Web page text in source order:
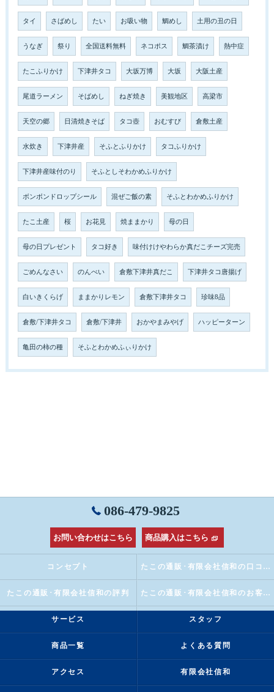
タイ さばめし たい お吸い物 鯛めし 土用の丑の日
うなぎ 祭り 全国送料無料 ネコポス 鯛茶漬け 熱中症
たこふりかけ 下津井タコ 大坂万博 大坂 大阪土産
尾道ラーメン そばめし ねぎ焼き 美観地区 高梁市
天空の郷 日清焼きそば タコ壺 おむすび 倉敷土産
水炊き 下津井産 そふとふりかけ タコふりかけ
下津井産味付のり そふとしそわかめふりかけ
ボンボンドロップシール 混ぜご飯の素 そふとわかめふりかけ
たこ土産 桜 お花見 焼ままかり 母の日
母の日プレゼント タコ好き 味付けけやわらか真だこチーズ完売
ごめんなさい のんべい 倉敷下津井真だこ 下津井タコ唐揚げ
白いきくらげ ままかりレモン 倉敷下津井タコ 珍味8品
倉敷/下津井タコ 倉敷/下津井 おかやまみやげ ハッピーターン
亀田の柿の種 そふとわかめふぃりかけ
086-479-9825
お問い合わせはこちら 商品購入はこちら
コンセプト たこの通販･有限会社信和の口コミ情報
たこの通販･有限会社信和の評判 たこの通販･有限会社信和のお客様の声
サービス スタッフ
商品一覧 よくある質問
アクセス 有限会社信和